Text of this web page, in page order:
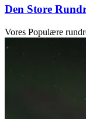
Den Store
Vores Populære